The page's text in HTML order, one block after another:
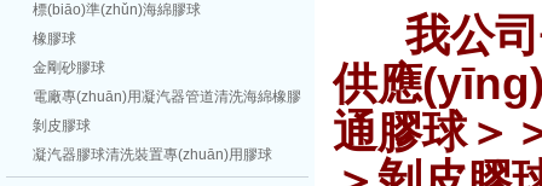
標(biāo)準(zhǔn)海綿膠球
橡膠球
金剛砂膠球
電廠專(zhuān)用凝汽器管道清洗海綿橡膠
剝皮膠球
凝汽器膠球清洗裝置專(zhuān)用膠球
我公司
供應
通膠球＞